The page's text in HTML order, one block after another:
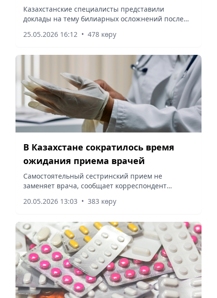
симпозиуме в Кыргызстане
Казахстанские специалисты представили
доклады на тему билиарных осложнений после
корреспондент vecher.kz.
25.05.2026 16:12 • 478 көру
В Казахстане сократилось время
ожидания приема врачей
Самостоятельный сестринский прием не
заменяет врача, сообщает корреспондент
20.05.2026 13:03 • 383 көру